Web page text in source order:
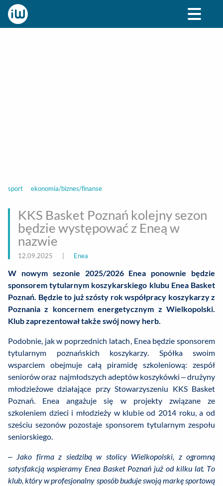
sport ekonomia/biznes/finanse
KKS Basket Poznań kolejny sezon
będzie występować z Eneą w
nazwie
12.09.2025 Enea
W nowym sezonie 2025/2026 Enea ponownie będzie
sponsorem tytularnym koszykarskiego klubu Enea Basket
Poznań. Będzie to już szósty rok współpracy koszykarzy z
Poznania z koncernem energetycznym z Wielkopolski.
Klub zaprezentował także swój nowy herb.
Podobnie, jak w poprzednich latach, Enea będzie sponsorem
tytularnym poznańskich koszykarzy. Spółka swoim
wsparciem obejmuje całą piramidę szkoleniową: zespół
seniorów oraz najmłodszych adeptów koszykówki – drużyny
młodzieżowe działające przy Stowarzyszeniu KKS Basket
Poznań. Enea angażuje się w projekty związane ze
szkoleniem dzieci i młodzieży w klubie od 2014 roku, a od
sześciu sezonów pozostaje sponsorem tytularnym zespołu
seniorskiego.
– Jako firma z siedzibą w stolicy Wielkopolski, z ogromną
satysfakcją wspieramy Enea Basket Poznań już od kilku lat. To
klub, który w profesjonalny sposób buduje swoją markę sportową